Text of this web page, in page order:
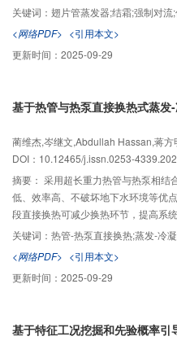
厚度与实验结果相比最大差异控制在
的置信区间内，吻合较好。通过搭
分析了在单因素变化下环境温度、相
特性的影响规律，结果表明：霜层厚
空气温度越低、迎面风速越大及相
度分析法得到相对湿度对霜层热阻的
关键词： 翅片管蒸发器;结霜;强制对流
<网络PDF> <引用本文>
更新时间： 2025-09-29
基于热管与热泵直接换热式蒸
蔺维杰,岑继文,Abdullah Hassan,蒋方
DOI：10.12465/j.issn.0253-
摘要： 采用超长重力热管与热泵相结
低、效率高、不破坏地下水环境等优
段直接换热可减少换热环节，提高系
发-冷凝器，并通过搭建热泵与热管相
于均相流模型，将两相流质量、能量
热经验公式相结合，建立一维稳态流
编写程序，对比模拟结果与实验数据
方法。
关键词： 热管-热泵直接换热;蒸发-冷
<网络PDF> <引用本文>
更新时间： 2025-09-29
基于特征工况挖掘和先验概率